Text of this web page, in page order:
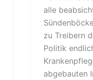
alle
zu Treibern
Politik
abgebauten